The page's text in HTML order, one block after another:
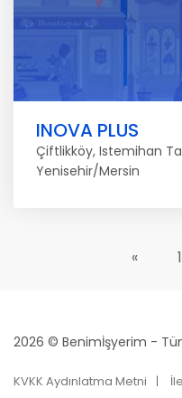
INOVA PLUS
Çiftlikköy, Istemihan
Yenisehir/Mersin
« 1
2026 © Benimİşyerim - Tüm
KVKK Aydınlatma Metni